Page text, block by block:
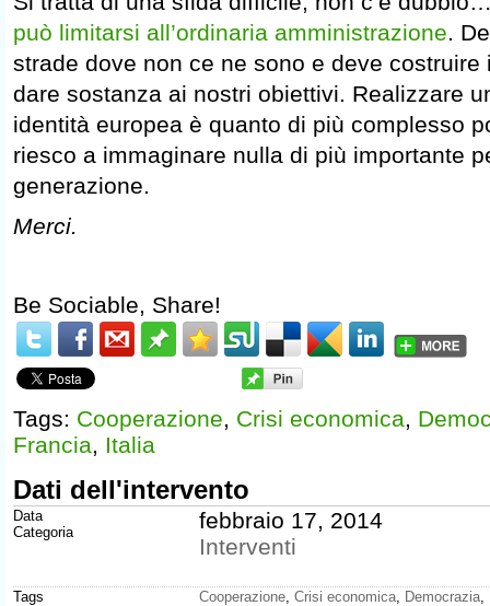
può limitarsi all’ordinaria amministrazione.
strade dove non ce ne sono e deve costruire
dare sostanza ai nostri obiettivi. Realizzare
identità europea è quanto di più complesso
riesco a immaginare nulla di più importante
generazione.
Merci.
Be Sociable, Share!
Tags: Cooperazione, Crisi economica,
Francia, Italia
Dati dell'intervento
Data
Categoria
febbraio 17, 2014
Interventi
Tags Cooperazione, Crisi economica, Democrazia,